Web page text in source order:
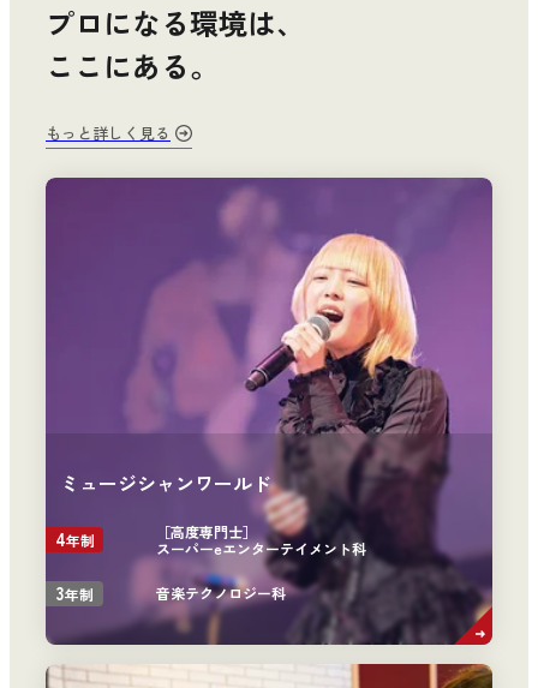
プロになる環境は、
ここにある。
もっと詳しく見る
ミュージシャンワールド
4年制
［高度専門士］
スーパーeエンターテイメント科
3年制 音楽テクノロジー科